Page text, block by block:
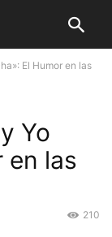
El Humor en las
Yo
en las
210